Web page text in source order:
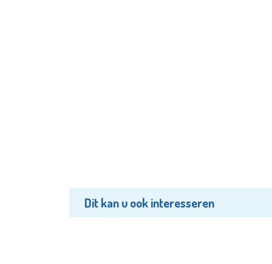
Dit kan u ook interesseren